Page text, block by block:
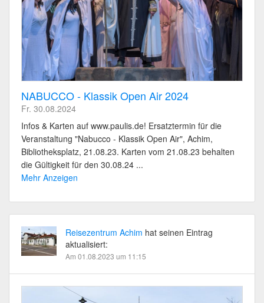
NABUCCO - Klassik Open Air 2024
Fr. 30.08.2024
Infos & Karten auf www.paulis.de! Ersatztermin für die
Veranstaltung "Nabucco - Klassik Open Air", Achim,
Bibliotheksplatz, 21.08.23. Karten vom 21.08.23 behalten
die Gültigkeit für den 30.08.24 ...
Mehr Anzeigen
Reisezentrum Achim hat seinen Eintrag
aktualisiert:
Am 01.08.2023 um 11:15